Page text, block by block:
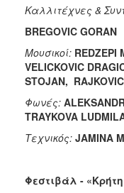
Καλλιτέχνες &
BREGOVIC GORAN
Μουσικοί: REDZEPI
VELICKOVIC
STOJAN, RAJKOVIC
Φωνές:
TRAYKOVA
Τεχνικός: JAMINA
Φεστιβάλ - «Κρήτη